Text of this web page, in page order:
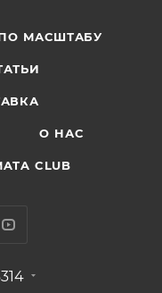
МАСШТАБУ
О НАС
CLUB